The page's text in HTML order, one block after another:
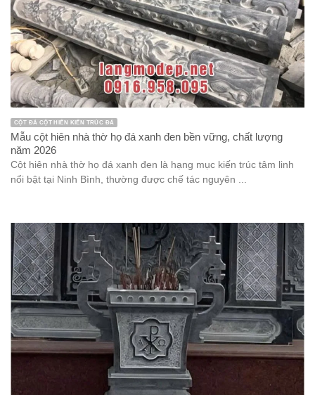
CỘT ĐÁ CỘT HIÊN KIẾN TRÚC ĐÁ
Mẫu cột hiên nhà thờ họ đá xanh đen bền vững, chất lượng
năm 2026
Cột hiên nhà thờ họ đá xanh đen là hạng mục kiến trúc tâm linh
nổi bật tại Ninh Bình, thường được chế tác nguyên ...